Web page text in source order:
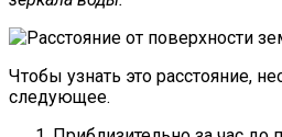
Чтобы узнать это расстояние,
следующее.